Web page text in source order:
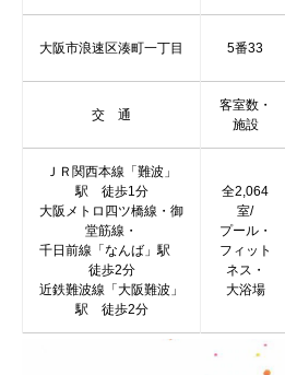
大阪市浪速区湊町一丁目 5番33
交 通
客室数・
施設
ＪＲ関西本線「難波」
駅 徒歩1分
大阪メトロ四ツ橋線・御
堂筋線・
千日前線「なんば」駅
徒歩2分
近鉄難波線「大阪難波」
駅 徒歩2分
全2,064
室/
プール・
フィット
ネス・
大浴場